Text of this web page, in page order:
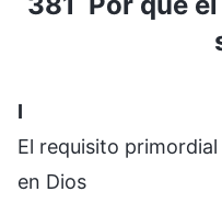
I
El requisito
en Dios